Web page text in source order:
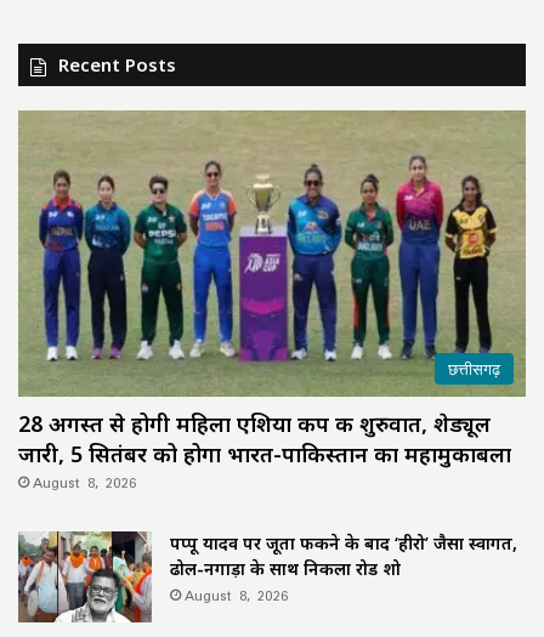
Recent Posts
छत्तीसगढ़
28 अगस्त से होगी महिला एशिया कप की शुरुवात, शेड्यूल
जारी, 5 सितंबर को होगा भारत-पाकिस्तान का महामुकाबला
August 8, 2026
पप्पू यादव पर जूता फेंकने के बाद ‘हीरो’ जैसा स्वागत,
ढोल-नगाड़ों के साथ निकला रोड शो
August 8, 2026